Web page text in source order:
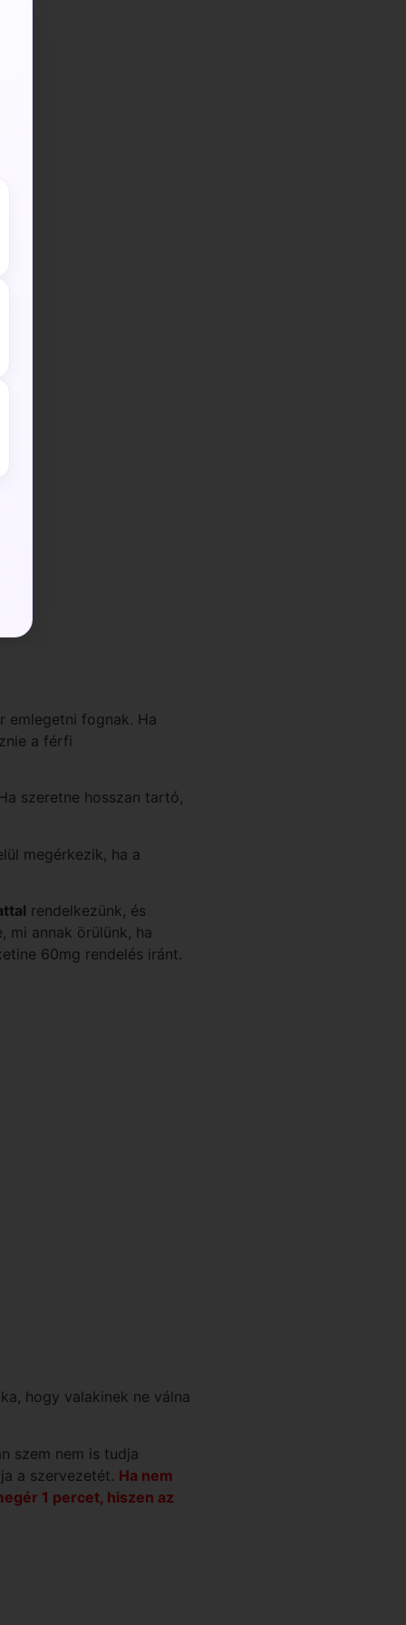
emlegetni fognak. Ha
a férfi
szeretne hosszan tartó,
megérkezik, ha a
rendelkezünk, és
mi annak örülünk, ha
60mg rendelés iránt.
hogy valakinek ne válna
szem nem is tudja
a szervezetét. Ha nem
1 percet, hiszen az